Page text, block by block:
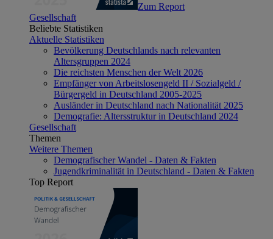
Zum Report
Gesellschaft
Beliebte Statistiken
Aktuelle Statistiken
Bevölkerung Deutschlands nach relevanten
Altersgruppen 2024
Die reichsten Menschen der Welt 2026
Empfänger von Arbeitslosengeld II / Sozialgeld /
Bürgergeld in Deutschland 2005-2025
Ausländer in Deutschland nach Nationalität 2025
Demografie: Altersstruktur in Deutschland 2024
Gesellschaft
Themen
Weitere Themen
Demografischer Wandel - Daten & Fakten
Jugendkriminalität in Deutschland - Daten & Fakten
Top Report